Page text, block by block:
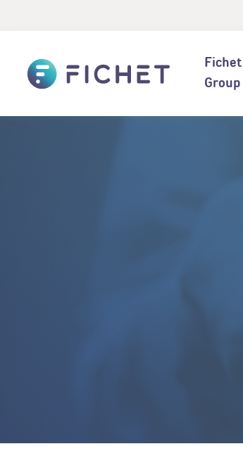
AccueilFichet
Group